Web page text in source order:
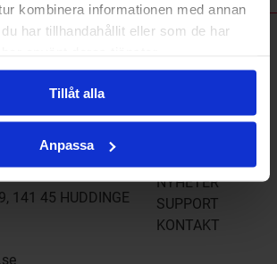
kombinera informationen med annan
har tillhandahållit eller som de har
Tillåt alla
Anpassa
141 45 HUDDINGE
NYHETER
SUPPORT
KONTAKT